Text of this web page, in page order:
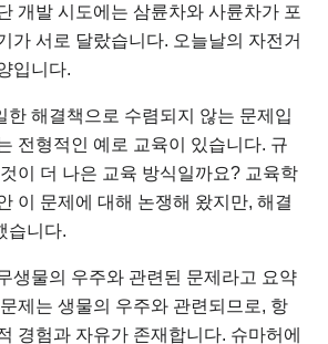
개발 시도에는 삼륜차와 사륜차가 포
가 서로 달랐습니다. 오늘날의 자전거
입니다.
한 해결책으로 수렴되지 않는 문제입
전형적인 예로 교육이 있습니다. 규
이 더 나은 교육 방식일까요? 교육학
이 문제에 대해 논쟁해 왔지만, 해결
습니다.
생물의 우주와 관련된 문제라고 요약
제는 생물의 우주와 관련되므로, 항
경험과 자유가 존재합니다. 슈마허에